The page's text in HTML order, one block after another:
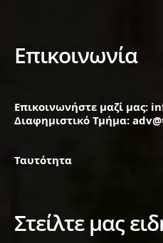
Επικοινωνία
Επικοινωνήστε μαζί μας:
Διαφημιστικό Τμήμα:
Ταυτότητα
Στείλτε μας